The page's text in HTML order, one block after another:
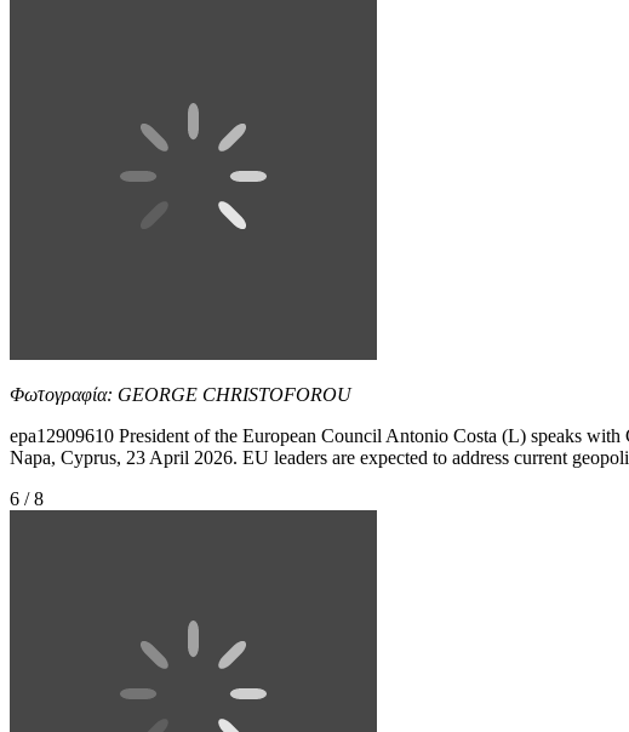
Φωτογραφία: GEORGE CHRISTOFOROU
epa12909610 President of the European Council Antonio Costa (L) speaks
Napa, Cyprus, 23 April 2026. EU leaders are expected to address current
6 / 8